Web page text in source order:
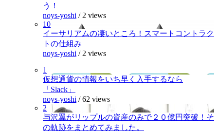
う！
noys-yoshi / 2 views
10
イーサリアムの凄いところ！スマートコントラク
トの仕組み
noys-yoshi / 2 views
1
仮想通貨の情報をいち早く入手するなら
「Slack」
noys-yoshi /62 views
2
与沢翼がリップルの資産のみで２０億円突破！そ
の軌跡をまとめてみました。